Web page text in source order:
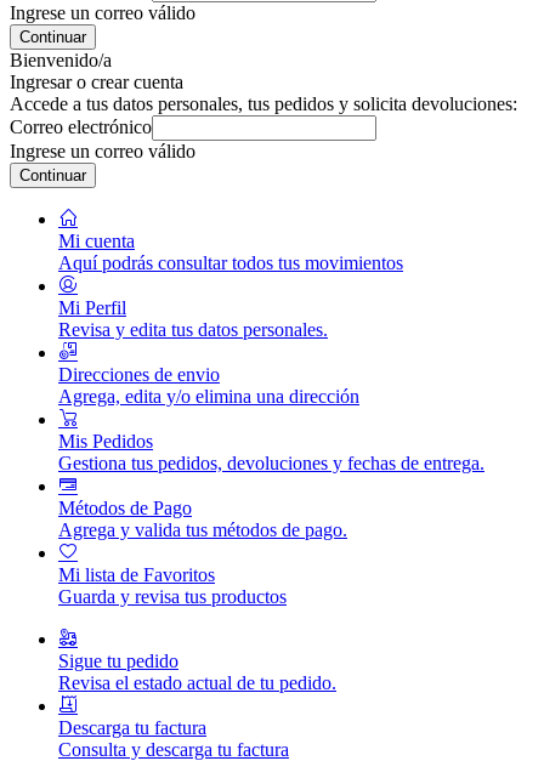
Ingrese un correo válido
Continuar
Bienvenido/a
Ingresar o crear cuenta
Accede a tus datos personales, tus pedidos y solicita devoluciones:
Correo electrónico
Ingrese un correo válido
Continuar
Mi cuenta
Aquí podrás consultar todos tus movimientos
Mi Perfil
Revisa y edita tus datos personales.
Direcciones de envio
Agrega, edita y/o elimina una dirección
Mis Pedidos
Gestiona tus pedidos, devoluciones y fechas de entrega.
Métodos de Pago
Agrega y valida tus métodos de pago.
Mi lista de Favoritos
Guarda y revisa tus productos
Sigue tu pedido
Revisa el estado actual de tu pedido.
Descarga tu factura
Consulta y descarga tu factura